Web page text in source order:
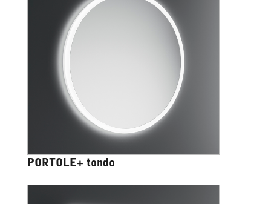
PORTOLE+ tondo